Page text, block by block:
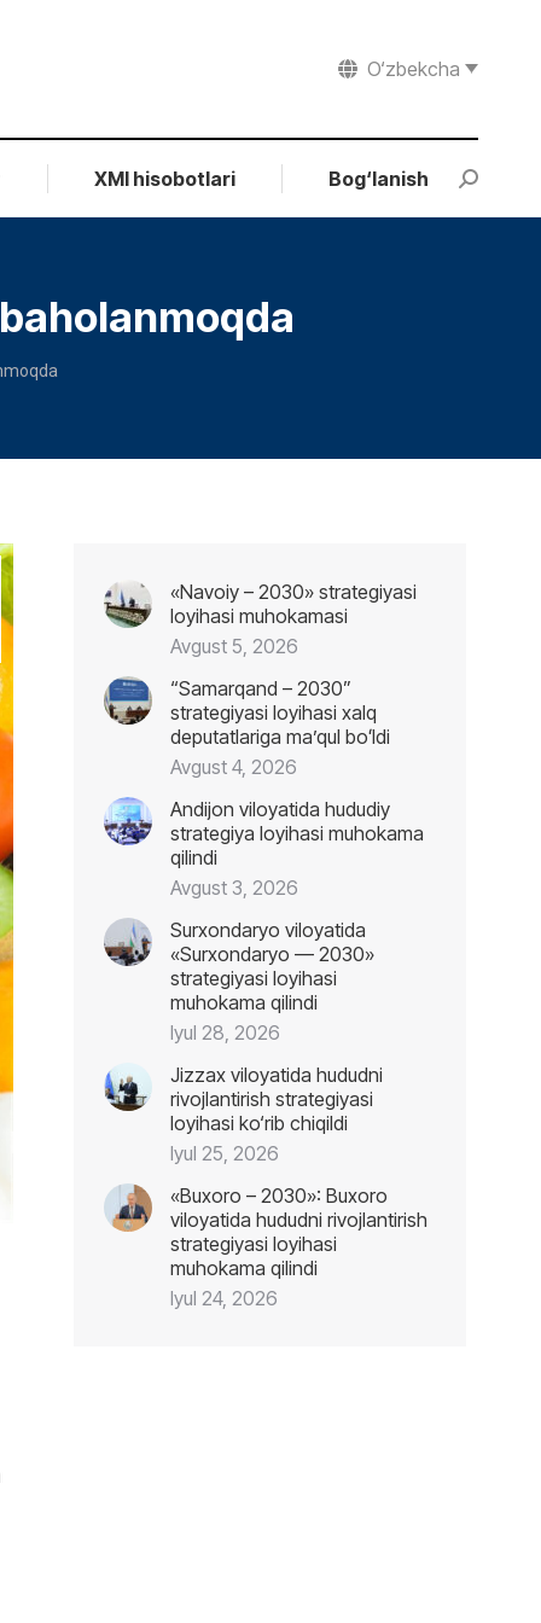
O‘zbekcha
XMI hisobotlari Bog‘lanish Search:
«Navoiy – 2030» strategiyasi
loyihasi muhokamasi
Avgust 5, 2026
“Samarqand – 2030”
strategiyasi loyihasi xalq
deputatlariga maʼqul boʻldi
Avgust 4, 2026
Andijon viloyatida hududiy
strategiya loyihasi muhokama
qilindi
Avgust 3, 2026
Surxondaryo viloyatida
«Surxondaryo — 2030»
strategiyasi loyihasi
muhokama qilindi
Iyul 28, 2026
Jizzax viloyatida hududni
rivojlantirish strategiyasi
loyihasi ko‘rib chiqildi
Iyul 25, 2026
«Buxoro – 2030»: Buxoro
viloyatida hududni rivojlantirish
strategiyasi loyihasi
muhokama qilindi
Iyul 24, 2026